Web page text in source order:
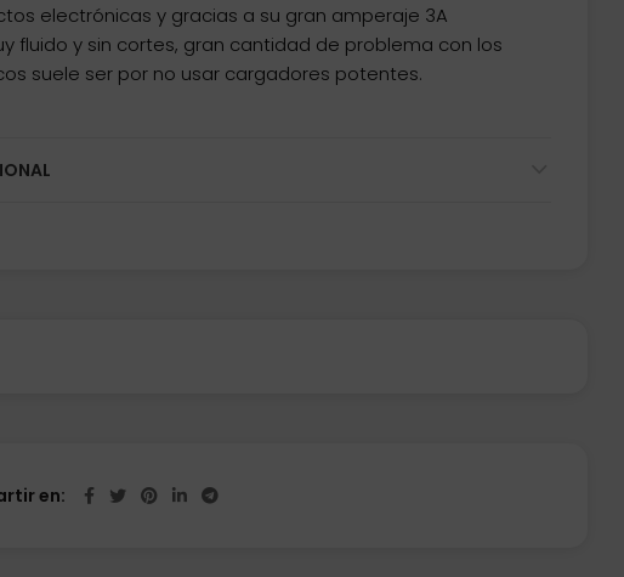
electrónicas y gracias a su gran amperaje 3A
fluido y sin cortes, gran cantidad de problema con los
suele ser por no usar cargadores potentes.
en